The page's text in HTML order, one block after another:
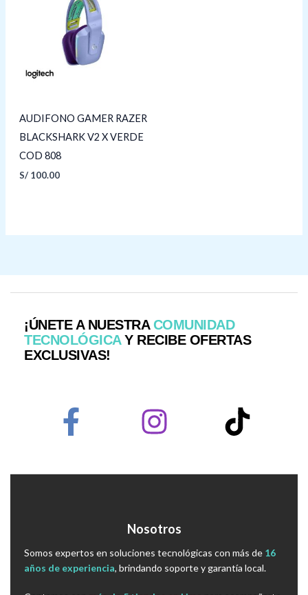
AUDIFONO GAMER RAZER
BLACKSHARK V2 X VERDE
COD 808
S/100.00
¡ÚNETE A NUESTRACOMUNIDAD
TECNOLÓGICAY RECIBE OFERTAS
EXCLUSIVAS!
Nosotros
Somos expertos en soluciones tecnológicas con más de 16
años de experiencia, brindando soporte y garantía local.